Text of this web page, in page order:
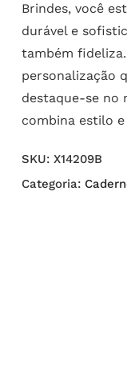
Brindes, você
durável e
também
personalização
destaque-se no
combina estilo
SKU: X14209B
Categoria: